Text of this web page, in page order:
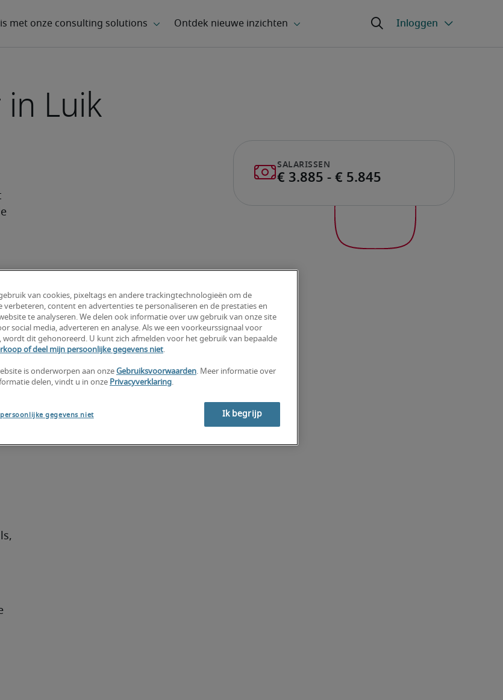
Luik
van cookies, pixeltags en andere trackingtechnologieën om de
verbeteren, content en advertenties te personaliseren en de prestaties en
te analyseren. We delen ook informatie over uw gebruik van onze site
social media, adverteren en analyse. Als we een voorkeurssignaal voor
wordt dit gehonoreerd. U kunt zich afmelden voor het gebruik van bepaalde
of deel mijn persoonlijke gegevens niet.
is onderworpen aan onze Gebruiksvoorwaarden. Meer informatie over
delen, vindt u in onze Privacyverklaring.
gegevens niet Ik begrijp